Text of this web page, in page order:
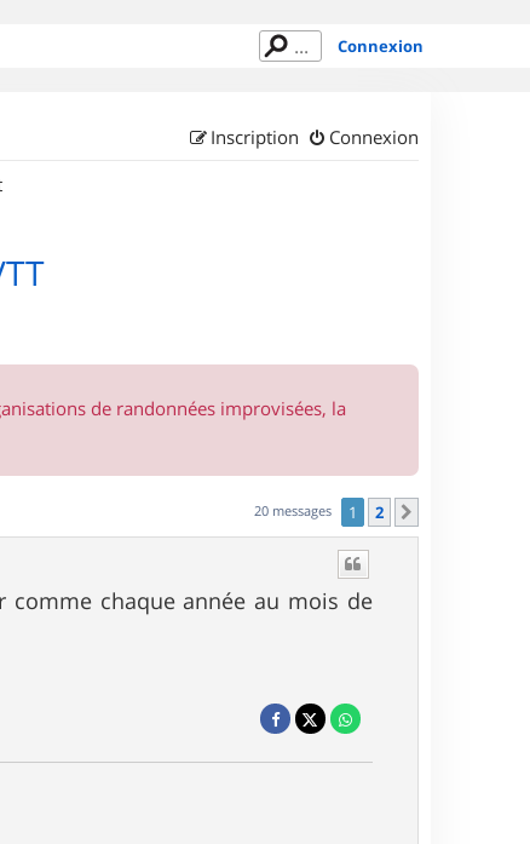
Connexion
Connexion
Inscription
de randonnées improvisées, la
20 messages 1 2
comme chaque année au mois de